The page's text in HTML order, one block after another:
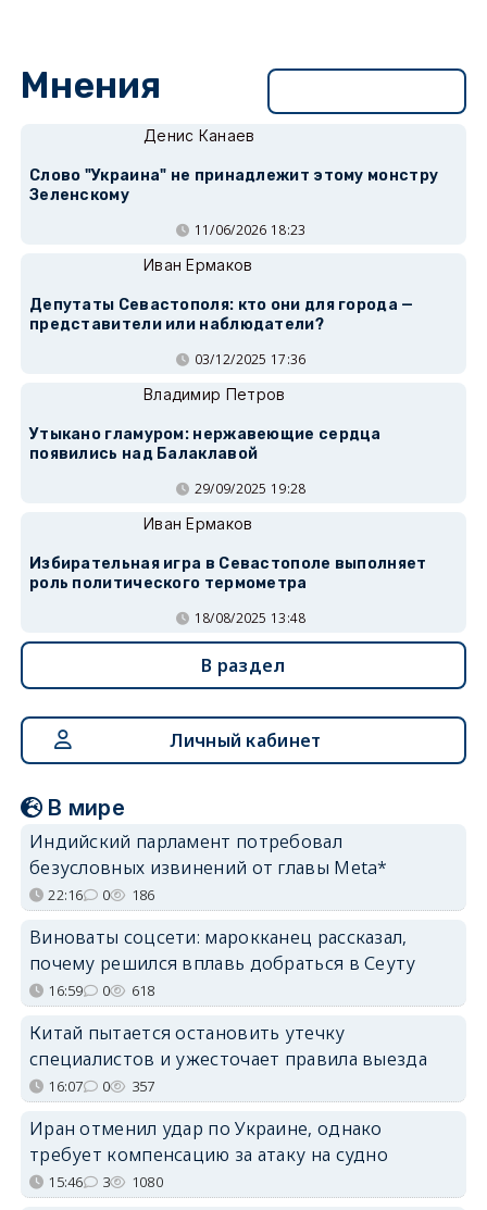
Мнения
Денис Канаев
Слово "Украина" не принадлежит этому монстру
Зеленскому
11/06/2026 18:23
Иван Ермаков
Депутаты Севастополя: кто они для города —
представители или наблюдатели?
03/12/2025 17:36
Владимир Петров
Утыкано гламуром: нержавеющие сердца
появились над Балаклавой
29/09/2025 19:28
Иван Ермаков
Избирательная игра в Севастополе выполняет
роль политического термометра
18/08/2025 13:48
В раздел
Личный кабинет
В мире
Индийский парламент потребовал
безусловных извинений от главы Meta*
22:16 0 186
Виноваты соцсети: марокканец рассказал,
почему решился вплавь добраться в Сеуту
16:59 0 618
Китай пытается остановить утечку
специалистов и ужесточает правила выезда
16:07 0 357
Иран отменил удар по Украине, однако
требует компенсацию за атаку на судно
15:46 3 1080